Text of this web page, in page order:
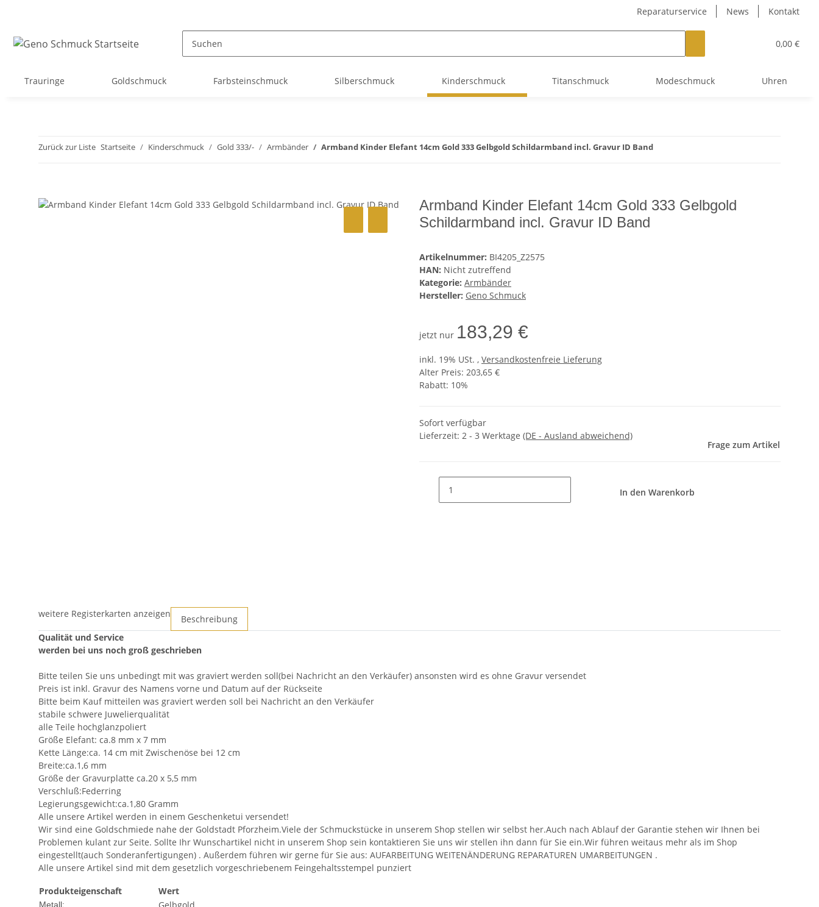
Reparaturservice News Kontakt
0,00 €
Trauringe Goldschmuck Farbsteinschmuck Silberschmuck Kinderschmuck Titanschmuck Modeschmuck Uhren
Zurück zur Liste Startseite Kinderschmuck Gold 333/- Armbänder Armband Kinder Elefant 14cm Gold 333 Gelbgold Schildarmband incl. Gravur ID Band
Armband Kinder Elefant 14cm Gold 333 Gelbgold
Schildarmband incl. Gravur ID Band
Artikelnummer: BI4205_Z2575
HAN: Nicht zutreffend
Kategorie: Armbänder
Hersteller: Geno Schmuck
jetzt nur 183,29 €
inkl. 19% USt. , Versandkostenfreie Lieferung
Alter Preis: 203,65 €
Rabatt: 10%
Sofort verfügbar
Lieferzeit: 2 - 3 Werktage (DE - Ausland abweichend)
Frage zum Artikel
In den Warenkorb
weitere Registerkarten anzeigen
Beschreibung
Qualität und Service
werden bei uns noch groß geschrieben
Bitte teilen Sie uns unbedingt mit was graviert werden soll(bei Nachricht an den Verkäufer) ansonsten wird es ohne Gravur versendet
Preis ist inkl. Gravur des Namens vorne und Datum auf der Rückseite
Bitte beim Kauf mitteilen was graviert werden soll bei Nachricht an den Verkäufer
stabile schwere Juwelierqualität
alle Teile hochglanzpoliert
Größe Elefant: ca.8 mm x 7 mm
Kette Länge:ca. 14 cm mit Zwischenöse bei 12 cm
Breite:ca.1,6 mm
Größe der Gravurplatte ca.20 x 5,5 mm
Verschluß:Federring
Legierungsgewicht:ca.1,80 Gramm
Alle unsere Artikel werden in einem Geschenketui versendet!
Wir sind eine Goldschmiede nahe der Goldstadt Pforzheim.Viele der Schmuckstücke in unserem Shop stellen wir selbst her.Auch nach Ablauf der Garantie stehen wir Ihnen bei
Problemen kulant zur Seite. Sollte Ihr Wunschartikel nicht in unserem Shop sein kontaktieren Sie uns wir stellen ihn dann für Sie ein.Wir führen weitaus mehr als im Shop
eingestellt(auch Sonderanfertigungen) . Außerdem führen wir gerne für Sie aus: AUFARBEITUNG WEITENÄNDERUNG REPARATUREN UMARBEITUNGEN .
Alle unsere Artikel sind mit dem gesetzlich vorgeschriebenem Feingehaltsstempel punziert
Produkteigenschaft
Wert
Metall: